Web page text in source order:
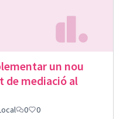
un nou
de mediació al
0 0